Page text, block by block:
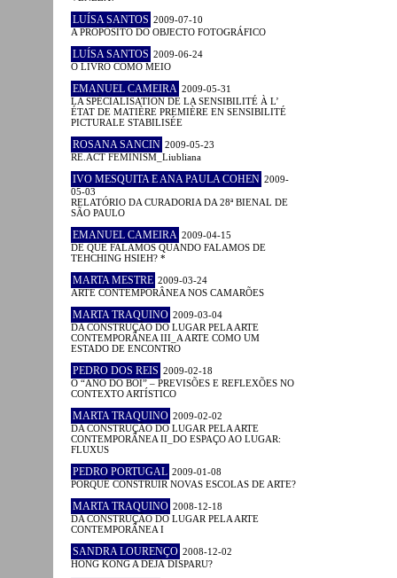
LUÍSA SANTOS 2009-07-10
A PROPÓSITO DO OBJECTO FOTOGRÁFICO
LUÍSA SANTOS 2009-06-24
O LIVRO COMO MEIO
EMANUEL CAMEIRA 2009-05-31
LA SPÉCIALISATION DE LA SENSIBILITÉ À L’
ÉTAT DE MATIÈRE PREMIÈRE EN SENSIBILITÉ
PICTURALE STABILISÉE
ROSANA SANCIN 2009-05-23
RE.ACT FEMINISM_Liubliana
IVO MESQUITA E ANA PAULA COHEN 2009-
05-03
RELATÓRIO DA CURADORIA DA 28ª BIENAL DE
SÃO PAULO
EMANUEL CAMEIRA 2009-04-15
DE QUE FALAMOS QUANDO FALAMOS DE
TEHCHING HSIEH? *
MARTA MESTRE 2009-03-24
ARTE CONTEMPORÂNEA NOS CAMARÕES
MARTA TRAQUINO 2009-03-04
DA CONSTRUÇÃO DO LUGAR PELA ARTE
CONTEMPORÂNEA III_A ARTE COMO UM
ESTADO DE ENCONTRO
PEDRO DOS REIS 2009-02-18
O “ANO DO BOI” – PREVISÕES E REFLEXÕES NO
CONTEXTO ARTÍSTICO
MARTA TRAQUINO 2009-02-02
DA CONSTRUÇÃO DO LUGAR PELA ARTE
CONTEMPORÂNEA II_DO ESPAÇO AO LUGAR:
FLUXUS
PEDRO PORTUGAL 2009-01-08
PORQUÊ CONSTRUIR NOVAS ESCOLAS DE ARTE?
MARTA TRAQUINO 2008-12-18
DA CONSTRUÇÃO DO LUGAR PELA ARTE
CONTEMPORÂNEA I
SANDRA LOURENÇO 2008-12-02
HONG KONG A DÉJÀ DISPARU?